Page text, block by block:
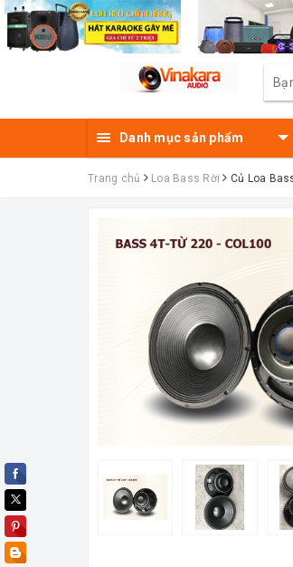
Danh mục sản phẩm
Trang chủ Loa Bass Rời Củ Loa